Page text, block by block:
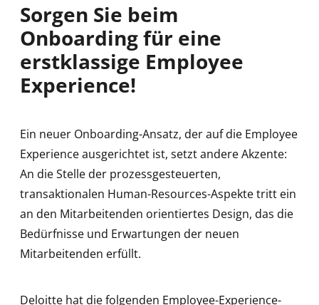
Sorgen Sie beim
Onboarding für eine
erstklassige Employee
Experience!
Ein neuer Onboarding-Ansatz, der auf die Employee
Experience ausgerichtet ist, setzt andere Akzente:
An die Stelle der prozessgesteuerten,
transaktionalen Human-Resources-Aspekte tritt ein
an den Mitarbeitenden orientiertes Design, das die
Bedürfnisse und Erwartungen der neuen
Mitarbeitenden erfüllt.
Deloitte hat die folgenden Employee-Experience-